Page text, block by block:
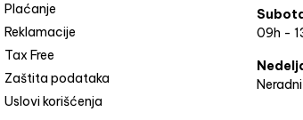
Plaćanje
Reklamacije
Tax Free
Zaštita podataka
Uslovi korišćenja
09h -